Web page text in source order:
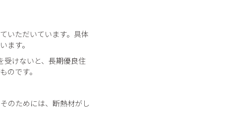
いただいています。具体
ます。
受けないと、長期優良住
のです。
のためには、断熱材がし